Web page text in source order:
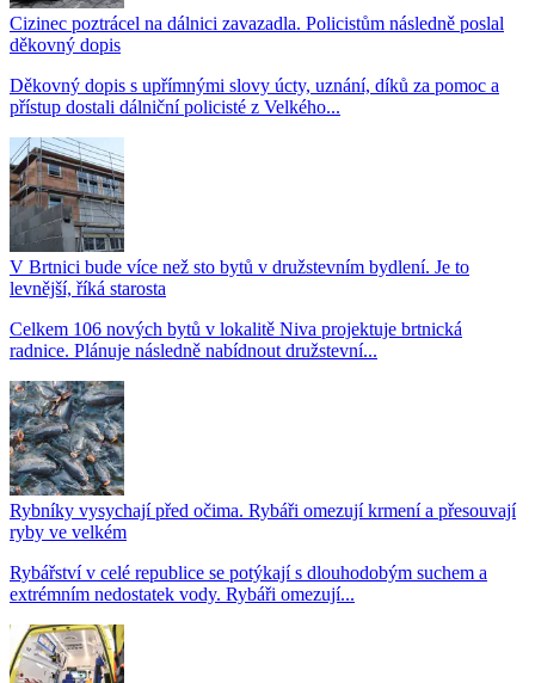
Cizinec poztrácel na dálnici zavazadla. Policistům následně poslal
děkovný dopis
Děkovný dopis s upřímnými slovy úcty, uznání, díků za pomoc a
přístup dostali dálniční policisté z Velkého...
V Brtnici bude více než sto bytů v družstevním bydlení. Je to
levnější, říká starosta
Celkem 106 nových bytů v lokalitě Niva projektuje brtnická
radnice. Plánuje následně nabídnout družstevní...
Rybníky vysychají před očima. Rybáři omezují krmení a přesouvají
ryby ve velkém
Rybářství v celé republice se potýkají s dlouhodobým suchem a
extrémním nedostatek vody. Rybáři omezují...